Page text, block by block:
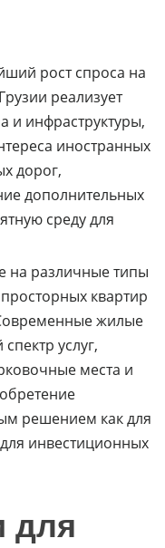
рост спроса на
реализует
и инфраструктуры,
иностранных
дорог,
дополнительных
среду для
на различные типы
квартир
жилые
услуг,
места и
решением как для
инвестиционных
для